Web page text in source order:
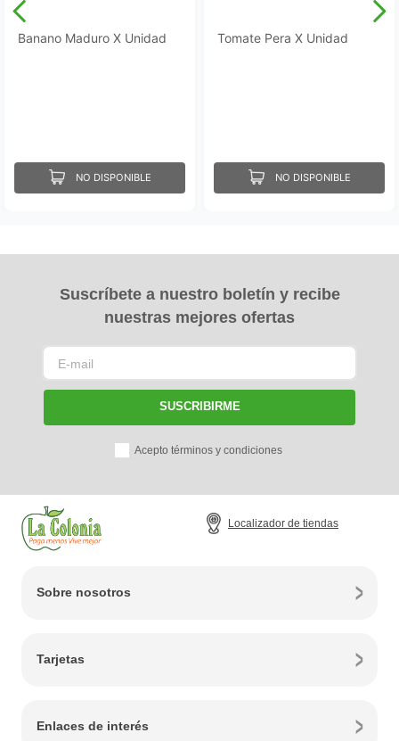
Banano Maduro X Unidad
NO DISPONIBLE
Tomate Pera X Unidad
NO DISPONIBLE
Suscríbete a nuestro boletín y recibe
nuestras mejores ofertas
SUSCRIBIRME
Acepto términos y condiciones
Localizador de tiendas
Sobre nosotros
Tarjetas
Enlaces de interés